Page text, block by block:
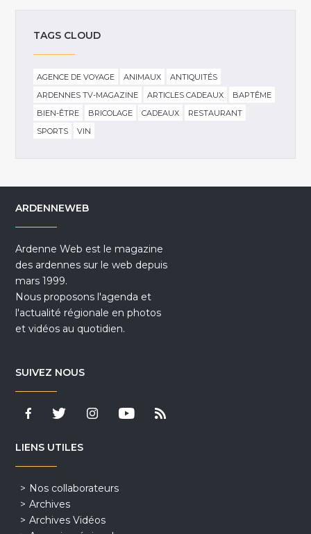
TAGS CLOUD
AGENCE DE VOYAGE ANIMAUX
ANTIQUITÉS
ARDENNES TV-MAGAZINE
ARTICLES CADEAUX
BAPTÊME
BIEN-ÊTRE
BRICOLAGE CADEAUX
RESTAURANT
SPORTS
VIN
ARDENNEWEB
Ardenne Web est le magazine
des ardennes sur le web depuis
mars 1999.
Nous proposons l'agenda et
l'actualité régionale en photos
et vidéos au quotidien.
SUIVEZ NOUS
LIENS UTILES
Nos collaborateurs
Archives
Archives Vidéos